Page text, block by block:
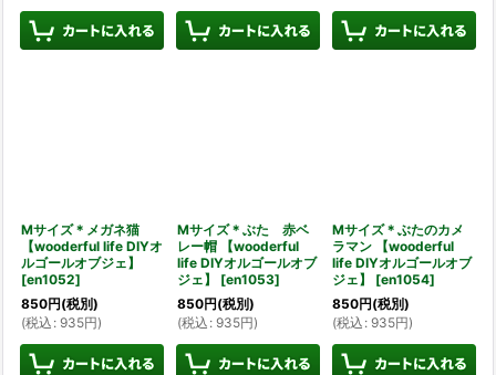
Mサイズ＊メガネ猫
【wooderful life DIYオ
ルゴールオブジェ】
[en1052]
850円(税別)
(税込 : 935円)
Mサイズ＊ぶた 赤ベ
レー帽 【wooderful
life DIYオルゴールオブ
ジェ】
[en1053]
850円(税別)
(税込 : 935円)
Mサイズ＊ぶたのカメ
ラマン 【wooderful
life DIYオルゴールオブ
ジェ】
[en1054]
850円(税別)
(税込 : 935円)